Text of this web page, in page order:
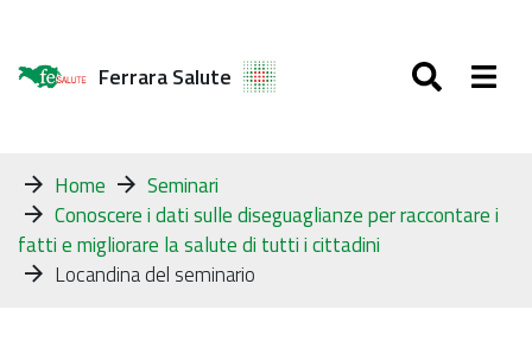
Ferrara Salute
Tu
sei
qui:
Home
Seminari
Conoscere i dati sulle diseguaglianze per raccontare i
fatti e migliorare la salute di tutti i cittadini
Locandina del seminario